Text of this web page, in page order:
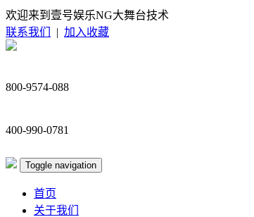
欢迎来到壹号娱乐NG大舞台技术
联系我们
| 加入收藏
800-9574-088
400-990-0781
Toggle navigation
首页
关于我们